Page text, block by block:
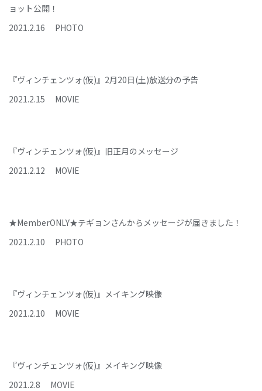
ョット公開！
2021.2.16 PHOTO
『ヴィンチェンツォ(仮)』2月20日(土)放送分の予告
2021.2.15 MOVIE
『ヴィンチェンツォ(仮)』旧正月のメッセージ
2021.2.12 MOVIE
★MemberONLY★テギョンさんからメッセージが届きました！
2021.2.10 PHOTO
『ヴィンチェンツォ(仮)』メイキング映像
2021.2.10 MOVIE
『ヴィンチェンツォ(仮)』メイキング映像
2021.2.8 MOVIE